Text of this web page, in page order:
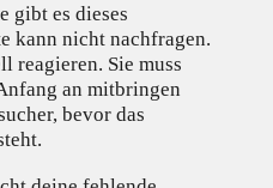
gibt es dieses
kann nicht nachfragen.
reagieren. Sie muss
an mitbringen
bevor das